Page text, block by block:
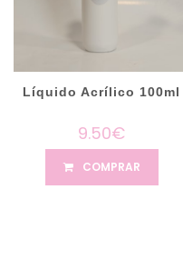
Líquido Acrílico 100ml
9.50€
COMPRAR